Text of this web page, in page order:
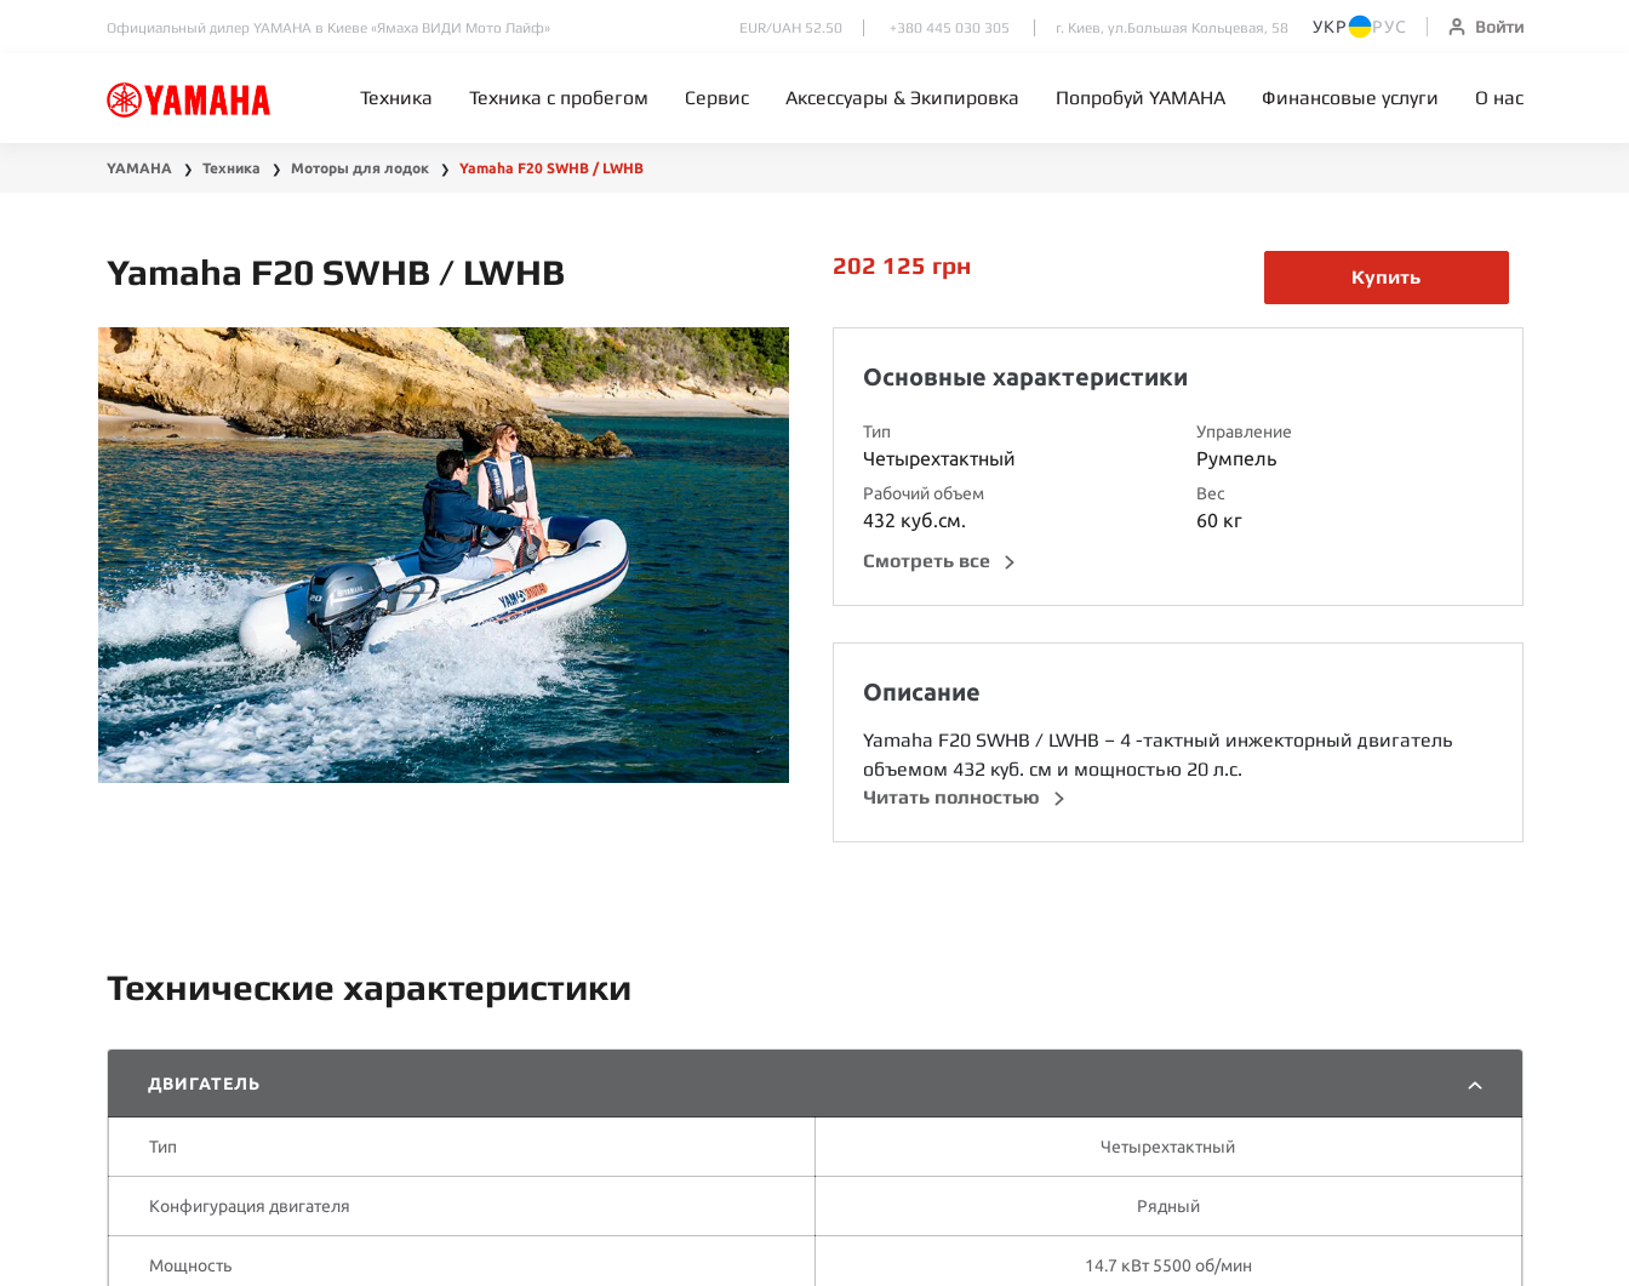
Официальный дилер YAMAHA в Киеве «Ямаха ВИДИ Мото Лайф» EUR/UAH 52.50 +380 445 030 305 г. Киев, ул.Большая Кольцевая, 58 УКР РУС Войти
Техника Техника с пробегом Сервис Аксессуары & Экипировка Попробуй YAMAHA Финансовые услуги О нас
YAMAHA ❯ Техника ❯ Моторы для лодок ❯ Yamaha F20 SWHB / LWHB
Yamaha F20 SWHB / LWHB 202 125 грн Купить
Основные характеристики
Тип
Четырехтактный
Рабочий объем
432 куб.см.
Управление
Румпель
Вес
60 кг
Cмотреть все
Описание
Yamaha F20 SWHB / LWHB – 4 -тактный инжекторный двигатель
объемом 432 куб. см и мощностью 20 л.с.
Читать полностью
Технические характеристики
ДВИГАТЕЛЬ
Тип Четырехтактный
Конфигурация двигателя Рядный
Мощность 14.7 кВт 5500 об/мин